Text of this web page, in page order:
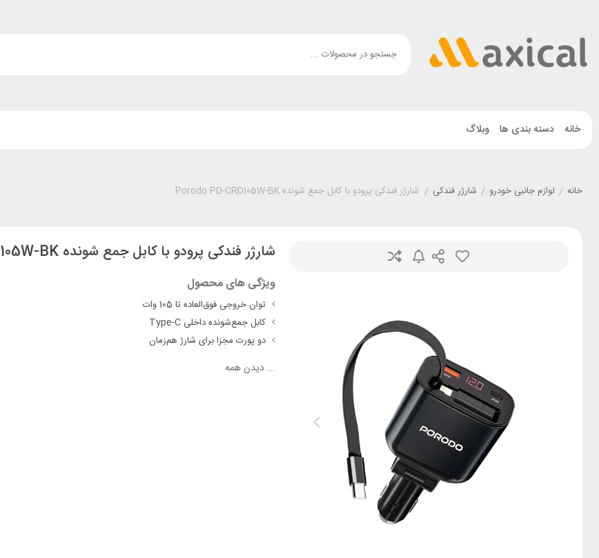
خانه دسته بندی ها وبلاگ
خانه / لوازم جانبی خودرو / شارژر فندکی / شارژر فندکی پرودو با کابل جمع شونده Porodo PD-CRD105W-BK
شارژر فندکی پرودو با کابل جمع شونده Porodo PD-CRD105W-BK
ویژگی های محصول
توان خروجی فوق‌العاده تا 105 وات
کابل جمع‌شونده داخلی Type-C
دو پورت مجزا برای شارژ هم‌زمان
...دیدن همه